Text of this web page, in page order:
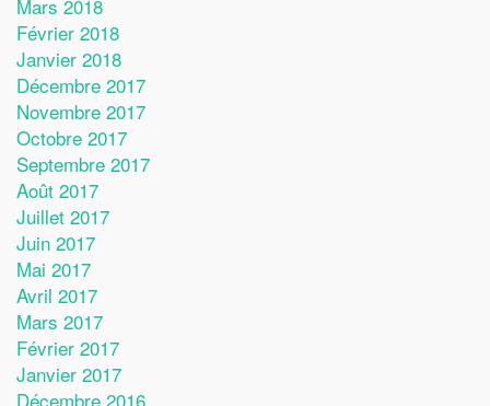
Mars 2018
Février 2018
Janvier 2018
Décembre 2017
Novembre 2017
Octobre 2017
Septembre 2017
Août 2017
Juillet 2017
Juin 2017
Mai 2017
Avril 2017
Mars 2017
Février 2017
Janvier 2017
Décembre 2016